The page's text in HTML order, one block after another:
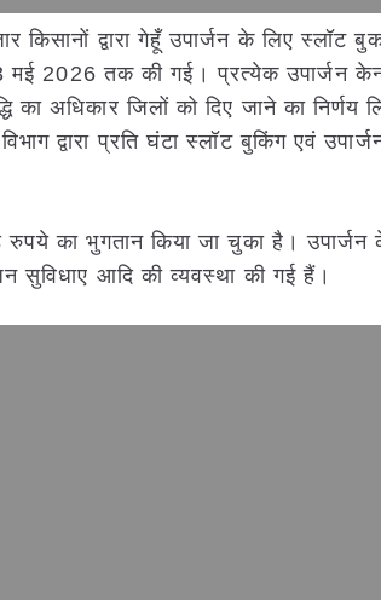
द्वारा गेहूँ उपार्जन के लिए स्लॉट
2026 तक की गई। प्रत्येक उपार्जन
अधिकार जिलों को दिए जाने का निर्णय
द्वारा प्रति घंटा स्लॉट बुकिंग एवं
का भुगतान किया जा चुका है। उपार्जन
सुविधाए आदि की व्यवस्था की गई हैं।